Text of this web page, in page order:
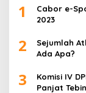
1
Cabor e-
2023
2
Sejumlah
Ada Apa?
3
Komisi IV
Panjat